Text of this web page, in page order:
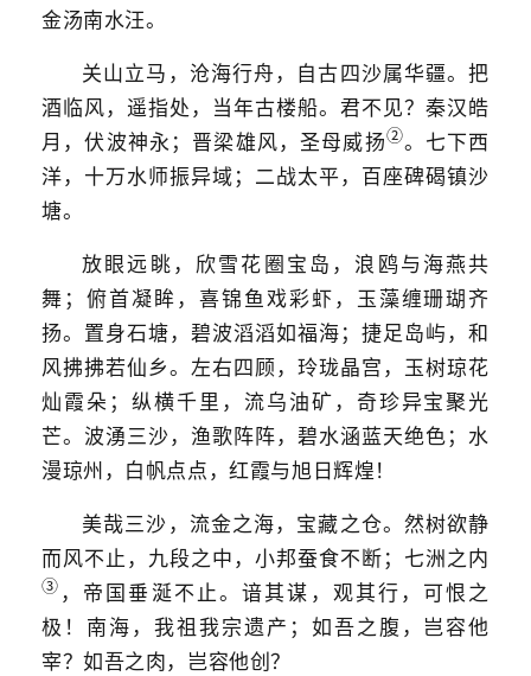
金汤南水汪。
关山立马，沧海行舟，自古四沙属华疆。把
酒临风，遥指处，当年古楼船。君不见？秦汉皓
月，伏波神永；晋梁雄风，圣母威扬②。七下西
洋，十万水师振异域；二战太平，百座碑碣镇沙
塘。
放眼远眺，欣雪花圈宝岛，浪鸥与海燕共
舞；俯首凝眸，喜锦鱼戏彩虾，玉藻缠珊瑚齐
扬。置身石塘，碧波滔滔如福海；捷足岛屿，和
风拂拂若仙乡。左右四顾，玲珑晶宫，玉树琼花
灿霞朵；纵横千里，流乌油矿，奇珍异宝聚光
芒。波湧三沙，渔歌阵阵，碧水涵蓝天绝色；水
漫琼州，白帆点点，红霞与旭日辉煌！
美哉三沙，流金之海，宝藏之仓。然树欲静
而风不止，九段之中，小邦蚕食不断；七洲之内
③ ，帝国垂涎不止。谙其谋，观其行，可恨之
极！南海，我祖我宗遗产；如吾之腹，岂容他
宰？如吾之肉，岂容他创？